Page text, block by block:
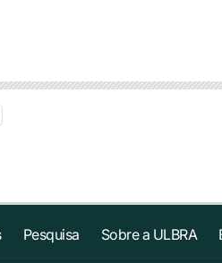
Pesquisa Sobre a ULBRA